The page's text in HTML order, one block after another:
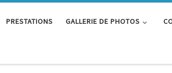
PRESTATIONS GALLERIE DE PHOTOS